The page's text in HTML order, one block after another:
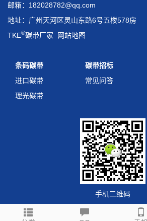
邮箱：182028782@qq.com
地址：广州天河区灵山东路6号五楼578房
TKE®碳带厂家 网站地图
条码碳带
进口碳带
理光碳带
碳带招标
常见问答
手机二维码